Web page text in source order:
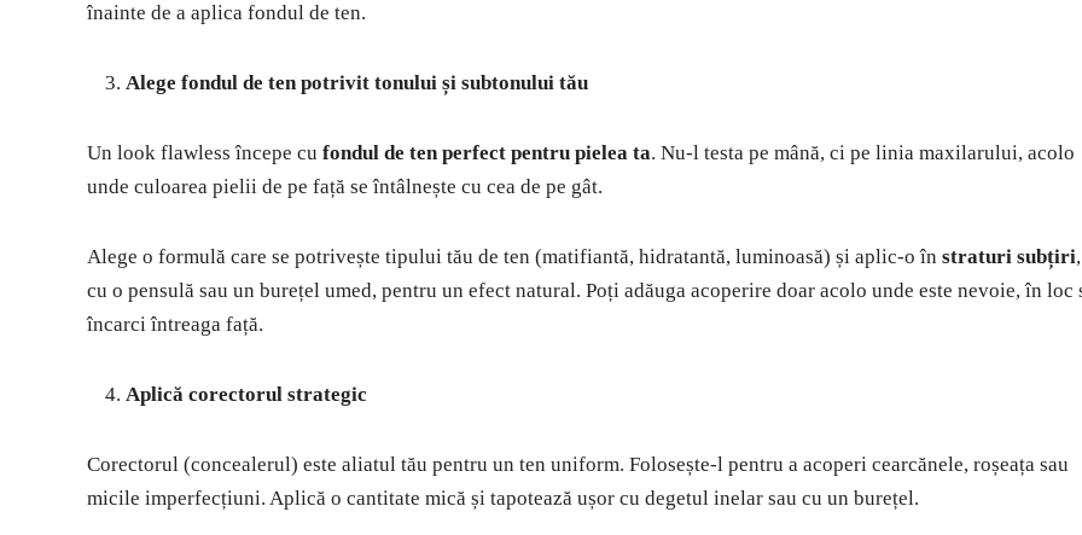
înainte de a aplica fondul de ten.
Alege fondul de ten potrivit tonului și subtonului tău
Un look flawless începe cu fondul de ten perfect pentru pielea ta. Nu-l testa pe mână, ci pe linia maxilarului, acolo
unde culoarea pielii de pe față se întâlnește cu cea de pe gât.
Alege o formulă care se potrivește tipului tău de ten (matifiantă, hidratantă, luminoasă) și aplic-o în straturi subțiri,
cu o pensulă sau un burețel umed, pentru un efect natural. Poți adăuga acoperire doar acolo unde este nevoie, în loc
încarci întreaga față.
Aplică corectorul strategic
Corectorul (concealerul) este aliatul tău pentru un ten uniform. Folosește-l pentru a acoperi cearcănele, roșeața sau
micile imperfecțiuni. Aplică o cantitate mică și tapotează ușor cu degetul inelar sau cu un burețel.